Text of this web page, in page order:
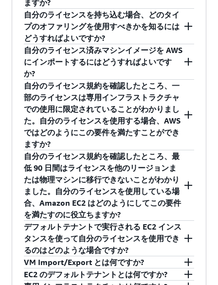
マイクロソフト製品/サービス契約 (MPSA)
マイクロソフトオープン/オープンバリュー/
オープンバリューサブスクリプション
1 日よりも前に公開されていたバージョンである
必要があります。
は AWS Tool for Windows PowerShell から)、自
分のメディア (VHD、VMDK、OVA) をインポート
します。VMware vCenter からインポートする場
合、AWS Server Migration Serviceも使用できま
す。メディアのインポートが完了すると、[My
AMIs] コンソールにイメージが表示されます。
DescribeImagesAPI を使用してイメージを記述
することもできます。
ますか?
はい。自分のイメージのインスタンスを作成す
る場合、そのイメージを KMS に対してアクティ
ブ化するよう OS から求められます。
自分のライセンスを持ち込む場合、どのタイ
プのオファリングを使用すべきかを知るには
どうすればよいですか?
お客様のライセンス規約と条件をお読みにな
り、ニーズにあった AWS モデルをお選びくださ
い。さまざまな製品がありますが、一般的に、
製品によって BYOL サポートのレベルは異なりま
す。
自分のライセンス済みマシンイメージを AWS
にインポートするにはどうすればよいです
か?
AWS で Microsoft ソフトウェアを BYOL で使用す
るには、EC2 VM Import/Export サービス経由で
利用可能なImportImage ツールを使う必要があ
ります。ImportInstance ツールは Microsoft
BYOL シナリオをサポートしていないため、使用
しないでください。
自分のライセンス規約を確認したところ、一
部のライセンスは専用インフラストラクチャ
での使用に限定されていることがわかりまし
た。自分のライセンスを使用する場合、AWS
ではどのようにこの要件を満たすことができ
ますか?
AWS は、専用インフラストラクチャを提供する
複数の購入オプションを提供しています。
Amazon EC2 Dedicated Hosts
Amazon EC2 ハードウェア専有インスタンス
Amazon Elastic VMware Service (EVS)
Amazon BYOL WorkSpaces
AWS Outposts
ソフトウェアアシュアランスまたはライセンス
モビリティの特典を必要としない特定の BYOL シ
自分のライセンス規約を確認したところ、最
低 90 日間はライセンスを他のリージョンま
たは物理マシンに移行できないことがわかり
ました。自分のライセンスを使用している場
合、Amazon EC2 はどのようにしてこの要件
を満たすのに役立ちますか?
インスタンスアフィニティ (Amazon EC2
Dedicated Hosts の使用時に利用可能) と
Dedicated Hosts の対象限定は、この要件を満た
しているかどうかをモニタリングするのに役立
ちます。インスタンスと Dedicated Hosts との間
デフォルトテナントで実行される EC2 インス
タンスを使って自分のライセンスを使用でき
るのはどのような場合ですか?
ソフトウェアアシュアランスによるライセンス
モビリティでは、Microsoft ソフトウェアライセ
VM Import/Export とは何ですか?
VM Import/Exportを使用すると、既存の環境か
EC2 のデフォルトテナントとは何ですか?